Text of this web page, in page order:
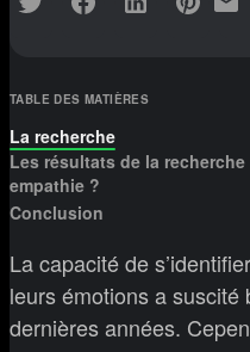
TABLE DES MATIÈRES
La recherche
Les résultats de la
empathie ?
Conclusion
La capacité de
leurs émotions a suscité
dernières années.